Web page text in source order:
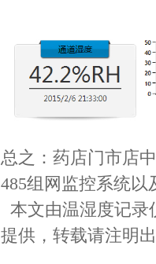
总之：药店门市店
485组网监控系统以
本文由温湿度记录
提供，转载请注明